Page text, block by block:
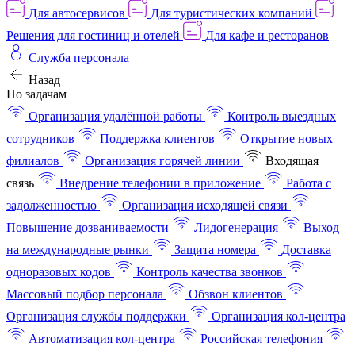
Для автосервисов
Для туристических компаний
Решения для гостиниц и отелей
Для кафе и ресторанов
Служба персонала
Назад
По задачам
Организация удалённой работы
Контроль выездных
сотрудников
Поддержка клиентов
Открытие новых
филиалов
Организация горячей линии
Входящая
связь
Внедрение телефонии в приложение
Работа с
задолженностью
Организация исходящей связи
Повышение дозваниваемости
Лидогенерация
Выход
на международные рынки
Защита номера
Доставка
одноразовых кодов
Контроль качества звонков
Массовый подбор персонала
Обзвон клиентов
Организация службы поддержки
Организация кол-центра
Автоматизация кол-центра
Российская телефония